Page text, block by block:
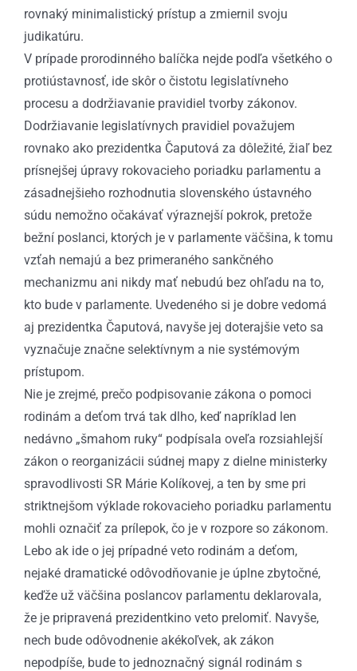
rovnaký minimalistický prístup a zmiernil svoju
judikatúru.
V prípade prorodinného balíčka nejde podľa všetkého o
protiústavnosť, ide skôr o čistotu legislatívneho
procesu a dodržiavanie pravidiel tvorby zákonov.
Dodržiavanie legislatívnych pravidiel považujem
rovnako ako prezidentka Čaputová za dôležité, žiaľ bez
prísnejšej úpravy rokovacieho poriadku parlamentu a
zásadnejšieho rozhodnutia slovenského ústavného
súdu nemožno očakávať výraznejší pokrok, pretože
bežní poslanci, ktorých je v parlamente väčšina, k tomu
vzťah nemajú a bez primeraného sankčného
mechanizmu ani nikdy mať nebudú bez ohľadu na to,
kto bude v parlamente. Uvedeného si je dobre vedomá
aj prezidentka Čaputová, navyše jej doterajšie veto sa
vyznačuje značne selektívnym a nie systémovým
prístupom.
Nie je zrejmé, prečo podpisovanie zákona o pomoci
rodinám a deťom trvá tak dlho, keď napríklad len
nedávno „šmahom ruky“ podpísala oveľa rozsiahlejší
zákon o reorganizácii súdnej mapy z dielne ministerky
spravodlivosti SR Márie Kolíkovej, a ten by sme pri
striktnejšom výklade rokovacieho poriadku parlamentu
mohli označiť za prílepok, čo je v rozpore so zákonom.
Lebo ak ide o jej prípadné veto rodinám a deťom,
nejaké dramatické odôvodňovanie je úplne zbytočné,
keďže už väčšina poslancov parlamentu deklarovala,
že je pripravená prezidentkino veto prelomiť. Navyše,
nech bude odôvodnenie akékoľvek, ak zákon
nepodpíše, bude to jednoznačný signál rodinám s